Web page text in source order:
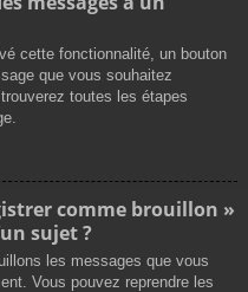
cette fonctionnalité, un bouton
que vous souhaitez
toutes les étapes
comme brouillon »
sujet ?
les messages que vous
Vous pouvez reprendre les